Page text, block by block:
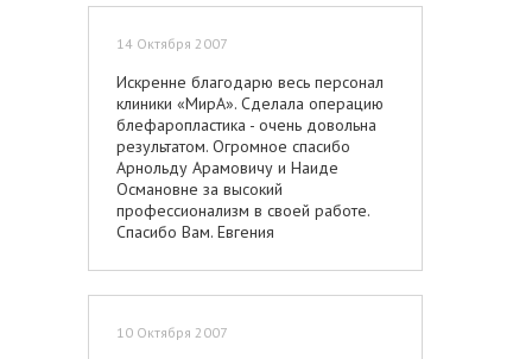
14 Октября 2007
Искренне благодарю весь персонал
клиники «МирА». Сделала операцию
блефаропластика - очень довольна
результатом. Огромное спасибо
Арнольду Арамовичу и Наиде
Османовне за высокий
профессионализм в своей работе.
Спасибо Вам. Евгения
10 Октября 2007